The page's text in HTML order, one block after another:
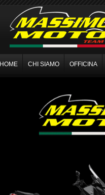
HOME CHI SIAMO OFFICINA